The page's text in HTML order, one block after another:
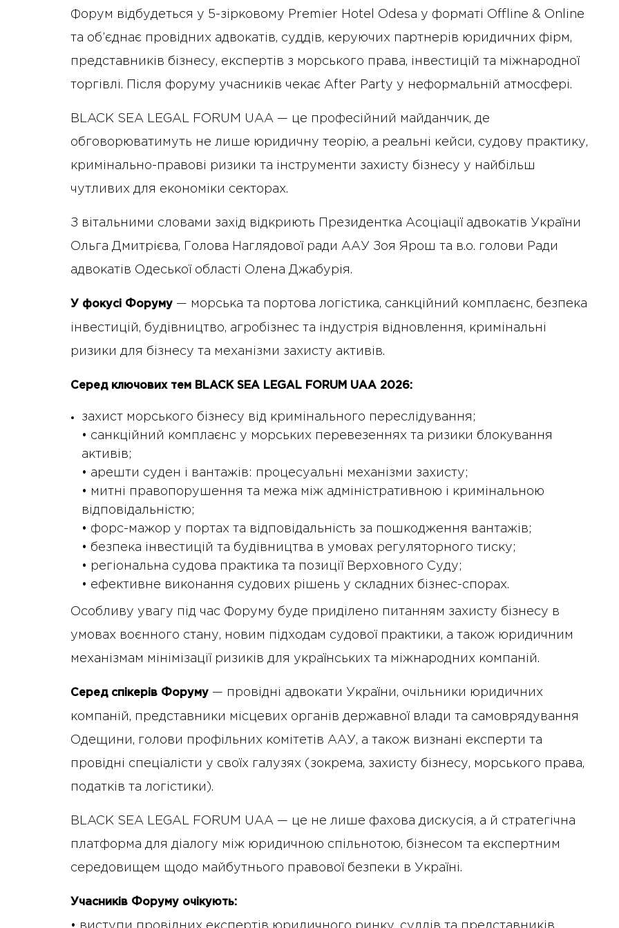
Форум відбудеться у 5-зірковому Premier Hotel Odesa у форматі Offline & Online
та об’єднає провідних адвокатів, суддів, керуючих партнерів юридичних фірм,
представників бізнесу, експертів з морського права, інвестицій та міжнародної
торгівлі. Після форуму учасників чекає After Party у неформальній атмосфері.
BLACK SEA LEGAL FORUM UAA — це професійний майданчик, де
обговорюватимуть не лише юридичну теорію, а реальні кейси, судову практику,
кримінально-правові ризики та інструменти захисту бізнесу у найбільш
чутливих для економіки секторах.
З вітальними словами захід відкриють Президентка Асоціації адвокатів України
Ольга Дмитрієва, Голова Наглядової ради ААУ Зоя Ярош та в.о. голови Ради
адвокатів Одеської області Олена Джабурія.
У фокусі Форуму — морська та портова логістика, санкційний комплаєнс, безпека
інвестицій, будівництво, агробізнес та індустрія відновлення, кримінальні
ризики для бізнесу та механізми захисту активів.
Серед ключових тем BLACK SEA LEGAL FORUM UAA 2026:
захист морського бізнесу від кримінального переслідування;
• санкційний комплаєнс у морських перевезеннях та ризики блокування
активів;
• арешти суден і вантажів: процесуальні механізми захисту;
• митні правопорушення та межа між адміністративною і кримінальною
відповідальністю;
• форс-мажор у портах та відповідальність за пошкодження вантажів;
• безпека інвестицій та будівництва в умовах регуляторного тиску;
• регіональна судова практика та позиції Верховного Суду;
• ефективне виконання судових рішень у складних бізнес-спорах.
Особливу увагу під час Форуму буде приділено питанням захисту бізнесу в
умовах воєнного стану, новим підходам судової практики, а також юридичним
механізмам мінімізації ризиків для українських та міжнародних компаній.
Серед спікерів Форуму — провідні адвокати України, очільники юридичних
компаній, представники місцевих органів державної влади та самоврядування
Одещини, голови профільних комітетів ААУ, а також визнані експерти та
провідні спеціалісти у своїх галузях (зокрема, захисту бізнесу, морського права,
податків та логістики).
BLACK SEA LEGAL FORUM UAA — це не лише фахова дискусія, а й стратегічна
платформа для діалогу між юридичною спільнотою, бізнесом та експертним
середовищем щодо майбутнього правової безпеки в Україні.
Учасників Форуму очікують:
• виступи провідних експертів юридичного ринку, суддів та представників
10 Січня 2025 року - 8:52